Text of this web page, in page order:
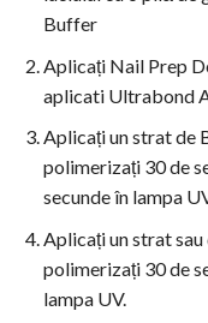
Buffer
Aplicați Nail Prep
aplicati Ultrabond
Aplicați un strat de
polimerizați 30 de
secunde în lampa
Aplicați un strat
polimerizați 30 de
lampa UV.